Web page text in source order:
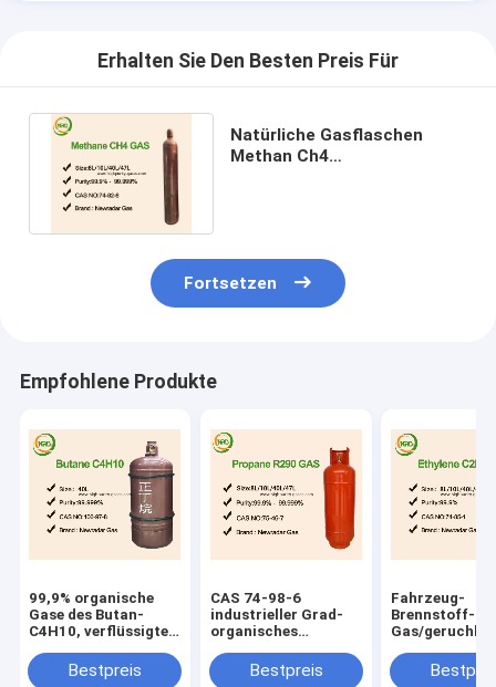
Erhalten Sie Den Besten Preis Für
Natürliche Gasflaschen
Methan Ch4
Fortsetzen
Empfohlene Produkte
99,9% organische
Gase des Butan-
C4H10, verflüssigte
SubstanzBestpreis
CAS 74-98-6
industrieller Grad-
organisches
hohes reines
Bestpreis
Fahrzeug-
Brennstoff-
Gas/
Elektron-Grad